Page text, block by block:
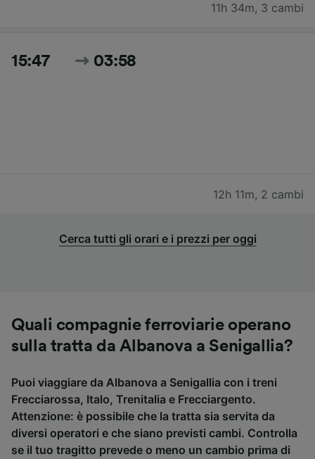
11h 34m, 3 cambi
15:47 03:58
12h 11m, 2 cambi
Cerca tutti gli orari e i prezzi per oggi
Quali compagnie ferroviarie operano
sulla tratta da Albanova a Senigallia?
Puoi viaggiare da Albanova a Senigallia con i treni
Frecciarossa, Italo, Trenitalia e Frecciargento.
Attenzione: è possibile che la tratta sia servita da
diversi operatori e che siano previsti cambi. Controlla
se il tuo tragitto prevede o meno un cambio prima di